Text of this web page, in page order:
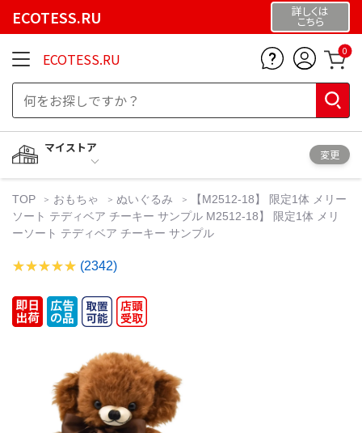
ECOTESS.RU 詳しくは
こちら
ECOTESS.RU 0
マイストア
変更
TOP おもちゃ ぬいぐるみ
【M2512-18】 限定1体 メリー
ソート テディベア チーキー サンプル M2512-18】 限定1体 メリ
ーソート テディベア チーキー サンプル
(2342)